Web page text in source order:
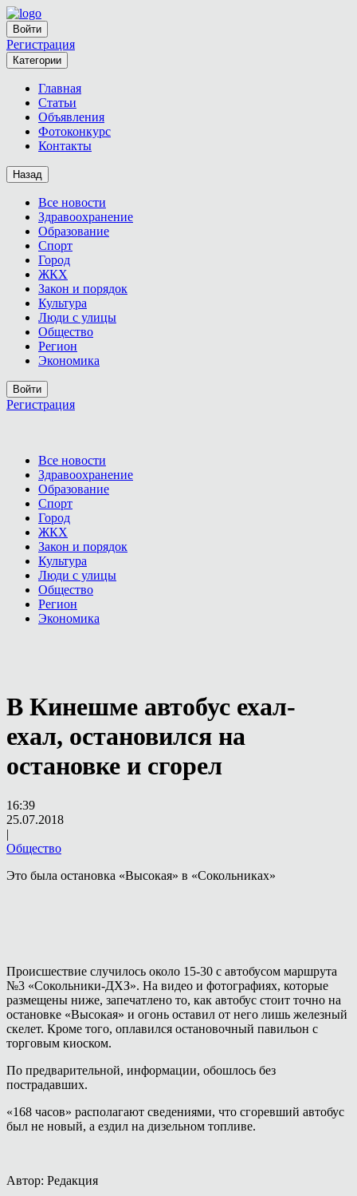
Войти
Регистрация
Категории
Главная
Статьи
Объявления
Фотоконкурс
Контакты
Назад
Все новости
Здравоохранение
Образование
Спорт
Город
ЖКХ
Закон и порядок
Культура
Люди с улицы
Общество
Регион
Экономика
Войти
Регистрация
Все новости
Здравоохранение
Образование
Спорт
Город
ЖКХ
Закон и порядок
Культура
Люди с улицы
Общество
Регион
Экономика
В Кинешме автобус ехал-
ехал, остановился на
остановке и сгорел
16:39
25.07.2018
|
Общество
Это была остановка «Высокая» в «Сокольниках»
Происшествие случилось около 15-30 с автобусом маршрута
№3 «Сокольники-ДХЗ». На видео и фотографиях, которые
размещены ниже, запечатлено то, как автобус стоит точно на
остановке «Высокая» и огонь оставил от него лишь железный
скелет. Кроме того, оплавился остановочный павильон с
торговым киоском.
По предварительной, информации, обошлось без
пострадавших.
«168 часов» располагают сведениями, что сгоревший автобус
был не новый, а ездил на дизельном топливе.
Автор: Редакция